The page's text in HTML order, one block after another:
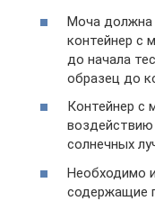
Моча должна
контейнер с
до начала
образец до
Контейнер с
солнечных
Необходимо
содержащие